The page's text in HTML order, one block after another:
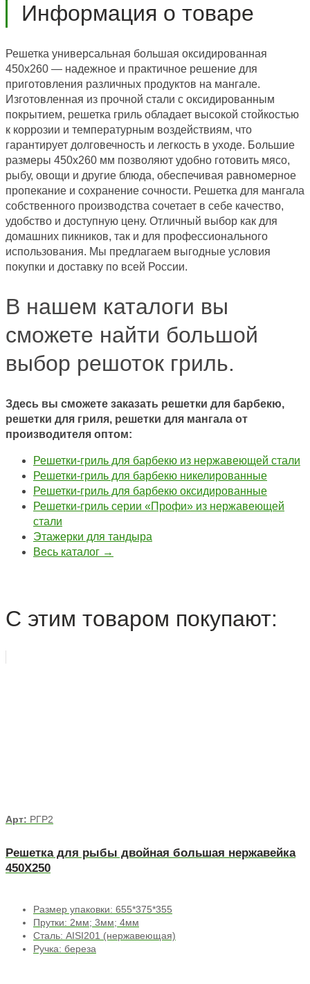
Информация о товаре
Решетка универсальная большая оксидированная
450х260 — надежное и практичное решение для
приготовления различных продуктов на мангале.
Изготовленная из прочной стали с оксидированным
покрытием, решетка гриль обладает высокой стойкостью
к коррозии и температурным воздействиям, что
гарантирует долговечность и легкость в уходе. Большие
размеры 450х260 мм позволяют удобно готовить мясо,
рыбу, овощи и другие блюда, обеспечивая равномерное
пропекание и сохранение сочности. Решетка для мангала
собственного производства сочетает в себе качество,
удобство и доступную цену. Отличный выбор как для
домашних пикников, так и для профессионального
использования. Мы предлагаем выгодные условия
покупки и доставку по всей России.
В нашем каталоги вы
сможете найти большой
выбор решоток гриль.
Здесь вы сможете заказать решетки для барбекю,
решетки для гриля, решетки для мангала от
производителя оптом:
Решетки-гриль для барбекю из нержавеющей стали
Решетки-гриль для барбекю никелированные
Решетки-гриль для барбекю оксидированные
Решетки-гриль серии «Профи» из нержавеющей
стали
Этажерки для тандыра
Весь каталог →
С этим товаром покупают:
Арт: РГР2
Решетка для рыбы двойная большая нержавейка
450Х250
Размер упаковки: 655*375*355
Прутки: 2мм; 3мм; 4мм
Сталь: AISI201 (нержавеющая)
Ручка: береза